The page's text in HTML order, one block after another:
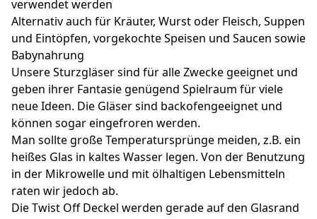
verwendet werden
Alternativ auch für Kräuter, Wurst oder Fleisch, Suppen
und Eintöpfen, vorgekochte Speisen und Saucen sowie
Babynahrung
Unsere Sturzgläser sind für alle Zwecke geeignet und
geben ihrer Fantasie genügend Spielraum für viele
neue Ideen. Die Gläser sind backofengeeignet und
können sogar eingefroren werden.
Man sollte große Temperatursprünge meiden, z.B. ein
heißes Glas in kaltes Wasser legen. Von der Benutzung
in der Mikrowelle und mit ölhaltigen Lebensmitteln
raten wir jedoch ab.
Die Twist Off Deckel werden gerade auf den Glasrand